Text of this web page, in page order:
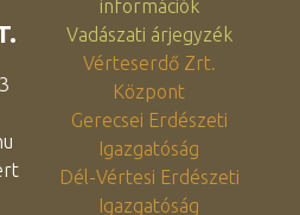
információk
Vadászati árjegyzék
Vérteserdő Zrt.
Központ
Gerecsei Erdészeti
Igazgatóság
Dél-Vértesi Erdészeti
Igazgatóság